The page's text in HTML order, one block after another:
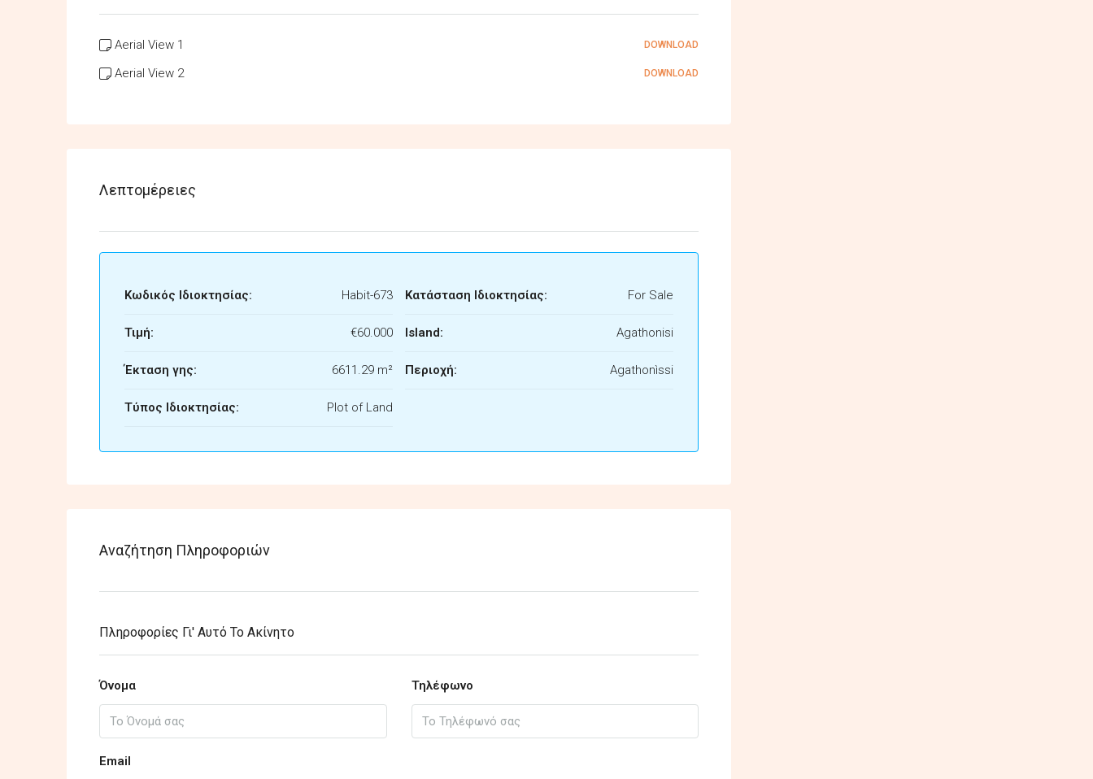
Aerial View 1 DOWNLOAD
Aerial View 2 DOWNLOAD
Λεπτομέρειες
Κωδικός Ιδιοκτησίας: Habit-673
Τιμή: €60.000
Έκταση γης: 6611.29 m²
Τύπος Ιδιοκτησίας: Plot of Land
Κατάσταση Ιδιοκτησίας: For Sale
Island: Agathonisi
Περιοχή: Agathonìssi
Αναζήτηση Πληροφοριών
Πληροφορίες Γι' Αυτό Το Ακίνητο
Όνομα Τηλέφωνο
Email